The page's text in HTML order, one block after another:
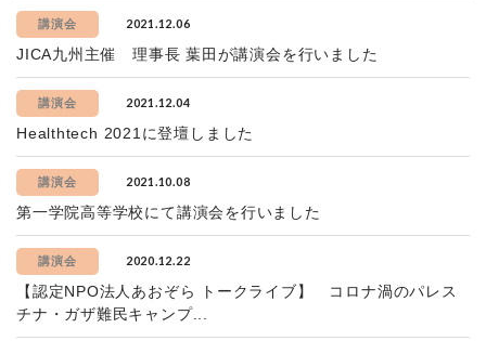
講演会 2021.12.06
JICA九州主催 理事長 葉田が講演会を行いました
講演会 2021.12.04
Healthtech 2021に登壇しました
講演会 2021.10.08
第一学院高等学校にて講演会を行いました
講演会 2020.12.22
【認定NPO法人あおぞら トークライブ】 コロナ渦のパレス
チナ・ガザ難民キャンプ...